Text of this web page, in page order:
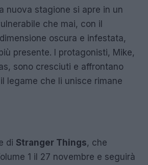
nuova stagione si apre in un
che mai, con il
oscura e infestata,
presente. I protagonisti, Mike,
sono cresciuti e affrontano
legame che li unisce rimane
di Stranger Things, che
1 il 27 novembre e seguirà